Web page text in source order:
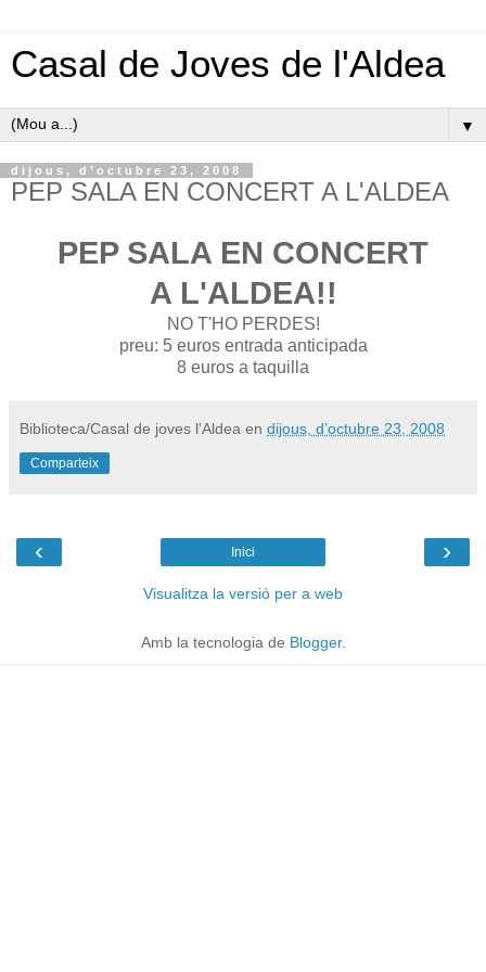
Casal de Joves de l'Aldea
▼
dijous, d’octubre 23, 2008
PEP SALA EN CONCERT A L'ALDEA
PEP SALA EN CONCERT
A L'ALDEA!!
NO T'HO PERDES!
preu: 5 euros entrada anticipada
8 euros a taquilla
Biblioteca/Casal de joves l'Aldea en dijous, d’octubre 23, 2008
Comparteix
‹ ›
Inici
Visualitza la versió per a web
Amb la tecnologia de Blogger.